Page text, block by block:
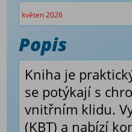
květen 2026
Popis
Kniha je
se potýkají s
vnitřním klidu.
(KBT) a nabízí